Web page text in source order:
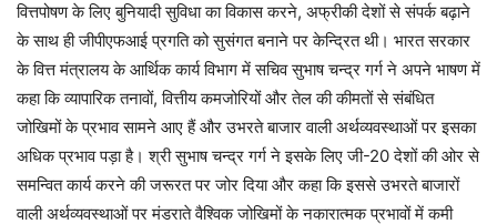
वित्तपोषण के लिए बुनियादी सुविधा का विकास करने, अफ्रीकी देशों से संपर्क बढ़ाने
के साथ ही जीपीएफआई प्रगति को सुसंगत बनाने पर केन्द्रित थी। भारत सरकार
के वित्त मंत्रालय के आर्थिक कार्य विभाग में सचिव सुभाष चन्द्र गर्ग ने अपने भाषण में
कहा कि व्यापारिक तनावों, वित्तीय कमजोरियों और तेल की कीमतों से संबंधित
जोखिमों के प्रभाव सामने आए हैं और उभरते बाजार वाली अर्थव्यवस्थाओं पर इसका
अधिक प्रभाव पड़ा है। श्री सुभाष चन्द्र गर्ग ने इसके लिए जी-20 देशों की ओर से
समन्वित कार्य करने की जरूरत पर जोर दिया और कहा कि इससे उभरते बाजारों
वाली अर्थव्यवस्थाओं पर मंडराते वैश्विक जोखिमों के नकारात्मक प्रभावों में कमी